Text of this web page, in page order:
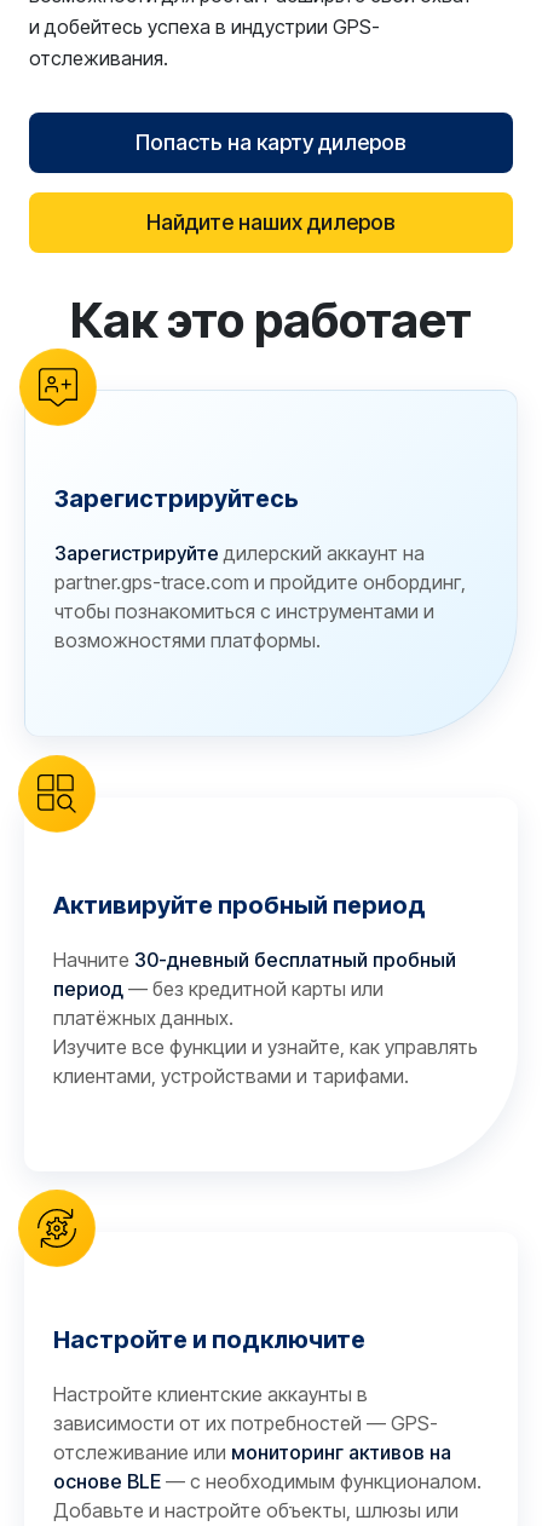
и добейтесь успеха в индустрии GPS-
отслеживания.
Попасть на карту дилеров
Найдите наших дилеров
reCAPTCHA verification
Как это работает
Зарегистрируйтесь
Зарегистрируйте дилерский аккаунт на
partner.gps-trace.com и пройдите онбординг,
чтобы познакомиться с инструментами и
возможностями платформы.
Активируйте пробный период
Начните 30-дневный бесплатный пробный
период — без кредитной карты или
платёжных данных.
Изучите все функции и узнайте, как управлять
клиентами, устройствами и тарифами.
Настройте и подключите
Настройте клиентские аккаунты в
зависимости от их потребностей — GPS-
отслеживание или мониторинг активов на
основе BLE — с необходимым функционалом.
Добавьте и настройте объекты, шлюзы или